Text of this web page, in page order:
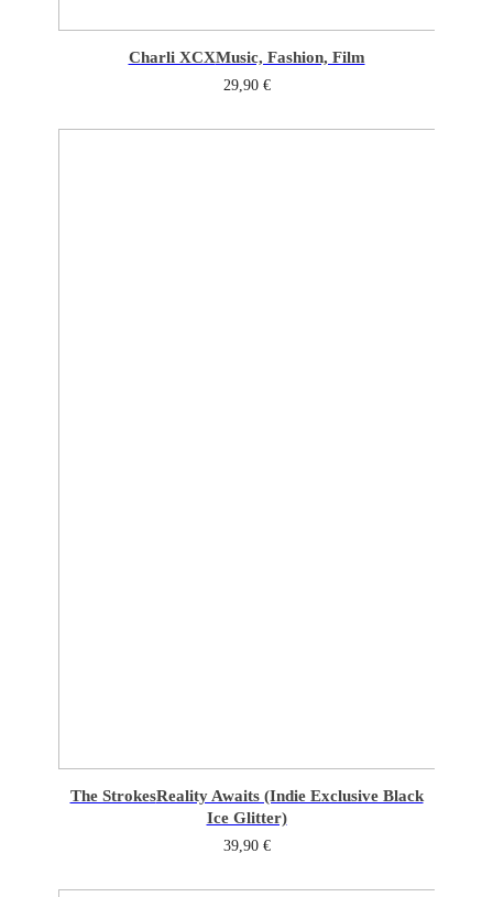
Charli XCXMusic, Fashion, Film
29,90 €
The StrokesReality Awaits (Indie Exclusive Black
Ice Glitter)
39,90 €